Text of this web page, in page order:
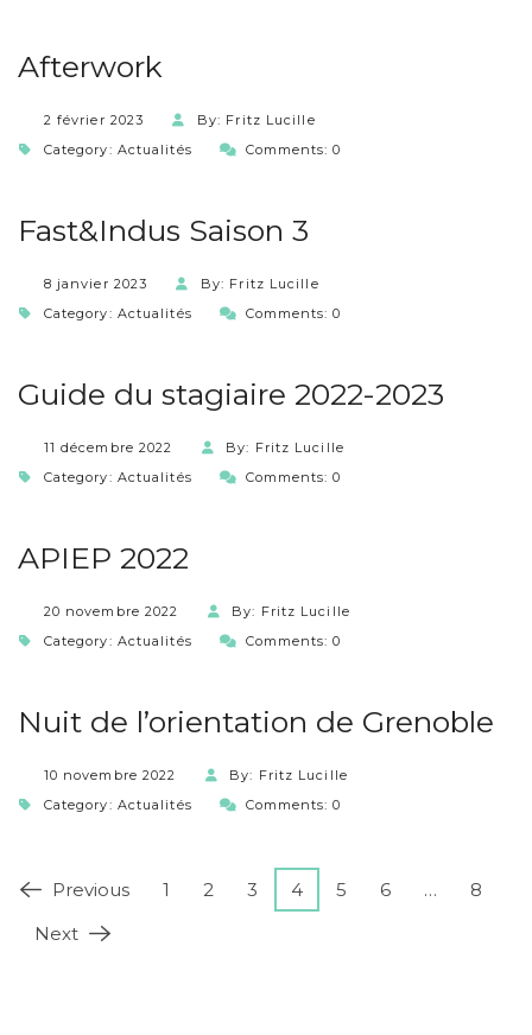
Afterwork
2 février 2023
By: Fritz Lucille
Category: Actualités Comments: 0
Fast&Indus Saison 3
8 janvier 2023
By: Fritz Lucille
Category: Actualités Comments: 0
Guide du stagiaire 2022-2023
11 décembre 2022
By: Fritz Lucille
Category: Actualités Comments: 0
APIEP 2022
20 novembre 2022
By: Fritz Lucille
Category: Actualités Comments: 0
Nuit de l’orientation de Grenoble
10 novembre 2022
By: Fritz Lucille
Category: Actualités Comments: 0
Previous 1 2 3 4 5 6 …
8
Next